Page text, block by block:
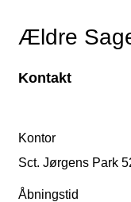
Ældre
Kontakt
Kontor
Sct. Jørgens Park
Åbningstid